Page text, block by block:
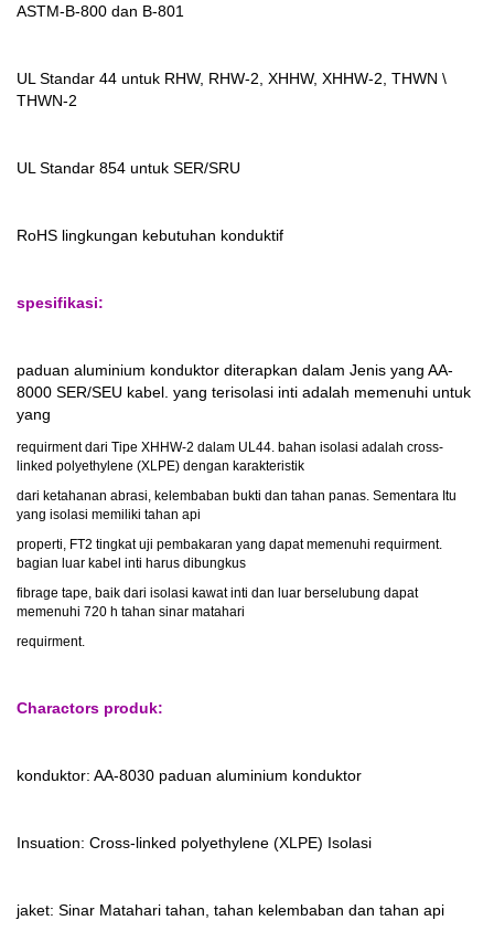
ASTM-B-800 dan B-801
UL Standar 44 untuk RHW, RHW-2, XHHW, XHHW-2, THWN \
THWN-2
UL Standar 854 untuk SER/SRU
RoHS lingkungan kebutuhan konduktif
spesifikasi:
paduan aluminium konduktor diterapkan dalam Jenis yang AA-
8000 SER/SEU kabel. yang terisolasi inti adalah memenuhi untuk
yang
requirment dari Tipe XHHW-2 dalam UL44. bahan isolasi adalah cross-
linked polyethylene (XLPE) dengan karakteristik
dari ketahanan abrasi, kelembaban bukti dan tahan panas. Sementara Itu
yang isolasi memiliki tahan api
properti, FT2 tingkat uji pembakaran yang dapat memenuhi requirment.
bagian luar kabel inti harus dibungkus
fibrage tape, baik dari isolasi kawat inti dan luar berselubung dapat
memenuhi 720 h tahan sinar matahari
requirment.
Charactors produk:
konduktor: AA-8030 paduan aluminium konduktor
Insuation: Cross-linked polyethylene (XLPE) Isolasi
jaket: Sinar Matahari tahan, tahan kelembaban dan tahan api